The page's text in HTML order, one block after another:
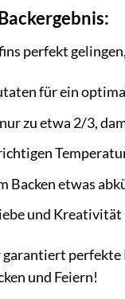
perfekt
für ein
zu etwa 2/3,
Backen etwas
und Kreativität
und Feiern!